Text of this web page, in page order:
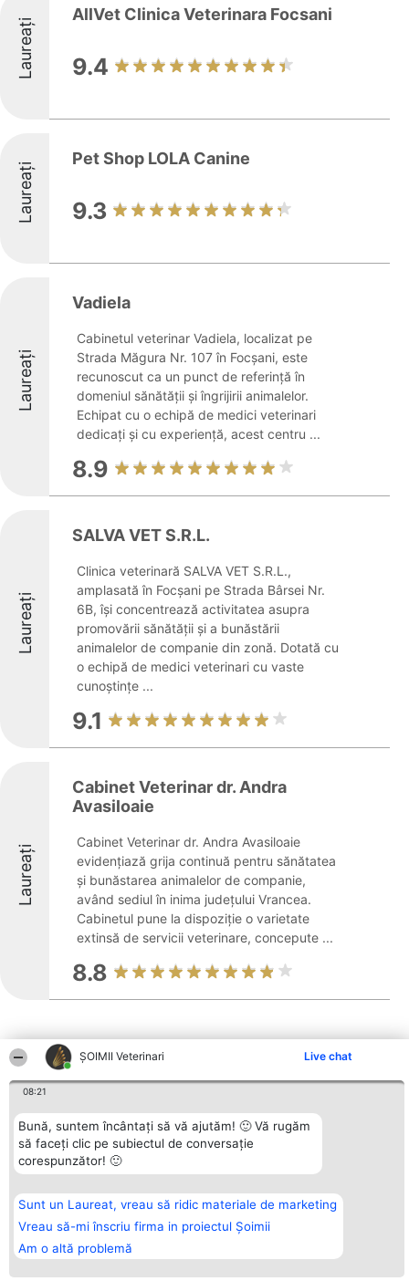
ȘOIMII Veterinari Live chat
08:21
Bună, suntem încântați să vă ajutăm! 🙂 Vă rugăm
să faceți clic pe subiectul de conversație
corespunzător! 🙂
Sunt un Laureat, vreau să ridic materiale de marketing
Vreau să-mi înscriu firma in proiectul Șoimii
Am o altă problemă
Laureați
AllVet Clinica Veterinara Focsani
9.4
Laureați
Pet Shop LOLA Canine
9.3
Laureați
Vadiela
Cabinetul veterinar Vadiela, localizat pe
Strada Măgura Nr. 107 în Focșani, este
recunoscut ca un punct de referință în
domeniul sănătății și îngrijirii animalelor.
Echipat cu o echipă de medici veterinari
dedicați și cu experiență, acest centru ...
8.9
Laureați
SALVA VET S.R.L.
Clinica veterinară SALVA VET S.R.L.,
amplasată în Focșani pe Strada Bârsei Nr.
6B, își concentrează activitatea asupra
promovării sănătății și a bunăstării
animalelor de companie din zonă. Dotată cu
o echipă de medici veterinari cu vaste
cunoștințe ...
9.1
Laureați
Cabinet Veterinar dr. Andra
Avasiloaie
Cabinet Veterinar dr. Andra Avasiloaie
evidențiază grija continuă pentru sănătatea
și bunăstarea animalelor de companie,
având sediul în inima județului Vrancea.
Cabinetul pune la dispoziție o varietate
extinsă de servicii veterinare, concepute ...
8.8
Alte firme din zonă
Organizator Ranking
BRIGHT SOLUTIONS BR SRL
Sc. A Et. 4 Ap. 13 Cod 061952
București
CUI 36737675
Laureaților
Reguli
Statut